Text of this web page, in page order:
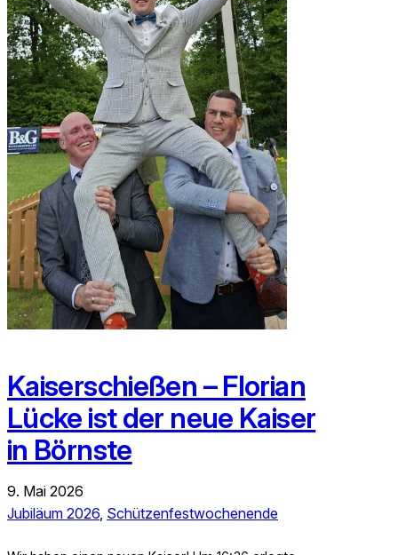
Kaiserschießen – Florian
Lücke ist der neue Kaiser
in Börnste
9. Mai 2026
Jubiläum 2026 Schützenfestwochenende